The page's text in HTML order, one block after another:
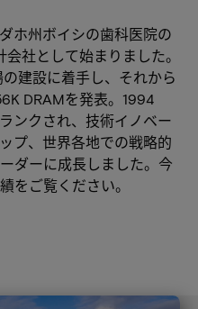
ホ州ボイシの歯科医院の
社として始まりました。
建設に着手し、それから
DRAMを発表。1994
ンクされ、技術イノベー
プ、世界各地での戦略的
ダーに成長しました。今
をご覧ください。